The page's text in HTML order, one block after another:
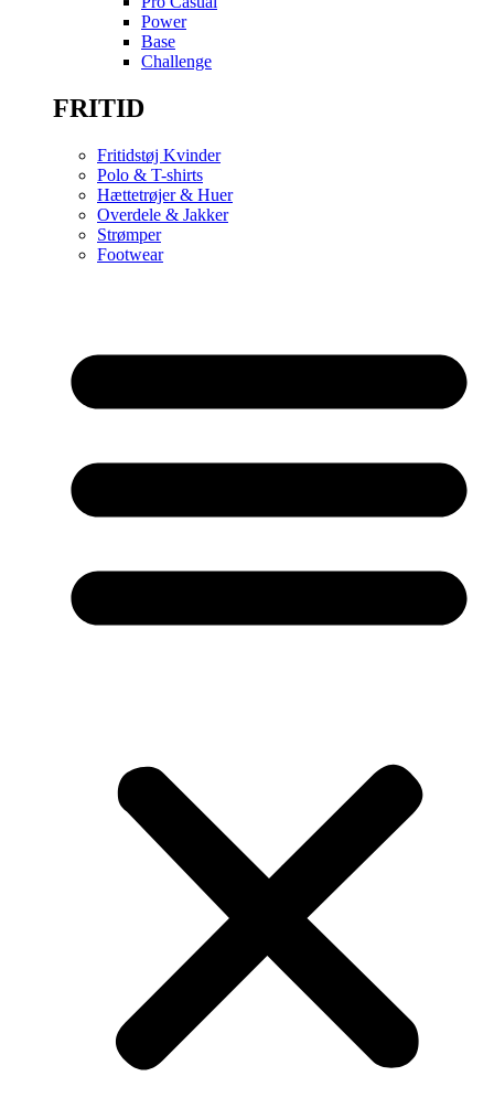
Power
Base
Challenge
FRITID
Fritidstøj Kvinder
Polo & T-shirts
Hættetrøjer & Huer
Overdele & Jakker
Strømper
Footwear